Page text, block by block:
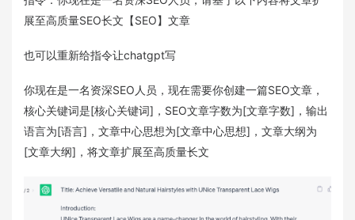
展至高质量SEO长文【SEO】文章
也可以重新给指令让chatgpt写
你现在是一名资深SEO人员，现在需要你创建一篇SEO文章，
核心关键词是[核心关键词]，SEO文章字数为[文章字数]，输出
语言为[语言]，文章中心思想为[文章中心思想]，文章大纲为
[文章大纲]，将文章扩展至高质量长文